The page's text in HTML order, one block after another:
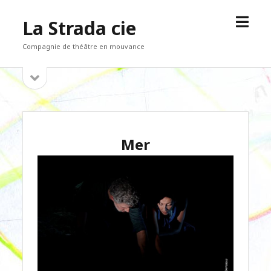
La Strada cie
Compagnie de théâtre en mouvance
open
Sidebar
sidebar
Mer